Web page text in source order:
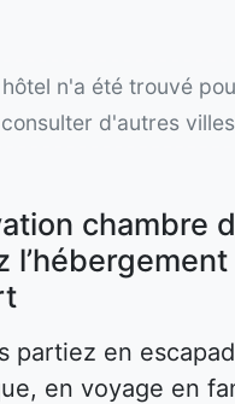
n'a été trouvé
d'autres
chambre
partiez en
en voyage en